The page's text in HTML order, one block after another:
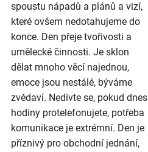
spoustu nápadů a plánů a vizí,
které ovšem nedotahujeme do
konce. Den přeje tvořivosti a
umělecké činnosti. Je sklon
dělat mnoho věcí najednou,
emoce jsou nestálé, býváme
zvědaví. Nedivte se, pokud dnes
hodiny protelefonujete, potřeba
komunikace je extrémní. Den je
příznivý pro obchodní jednání,